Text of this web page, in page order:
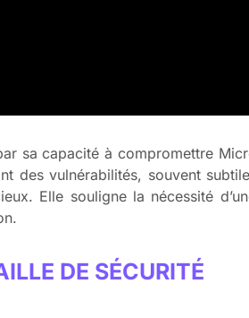
sa capacité à compromettre
des vulnérabilités, souvent
Elle souligne la nécessité
DE SÉCURITÉ